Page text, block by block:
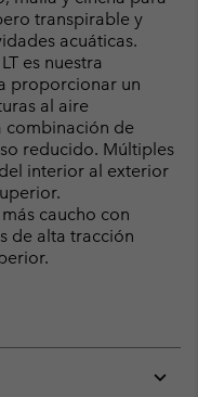
transpirable y
acuáticas.
es nuestra
proporcionar un
al aire
combinación de
reducido. Múltiples
interior al exterior
caucho con
de alta tracción